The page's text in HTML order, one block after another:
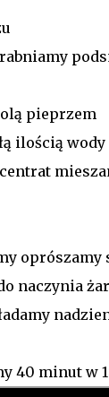
pieprzem
ilością
oprószamy
naczynia
40 minut w